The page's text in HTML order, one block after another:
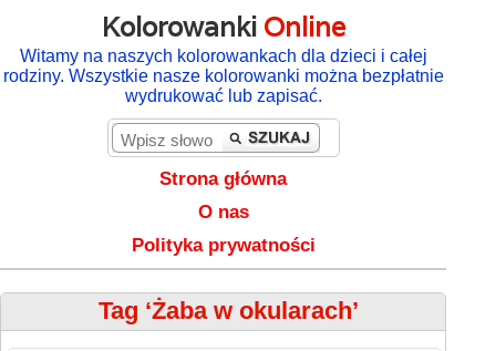
Kolorowanki Online
Witamy na naszych kolorowankach dla dzieci i całej
rodziny. Wszystkie nasze kolorowanki można bezpłatnie
wydrukować lub zapisać.
Strona główna
O nas
Polityka prywatności
Tag ‘Żaba w okularach’